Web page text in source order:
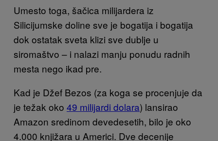
Umesto toga, šačica milijardera iz
Silicijumske doline sve je bogatija i bogatija
dok ostatak sveta klizi sve dublje u
siromaštvo – i nalazi manju ponudu radnih
mesta nego ikad pre.
Kad je Džef Bezos (za koga se procenjuje da
je težak oko 49 milijardi dolara) lansirao
Amazon sredinom devedesetih, bilo je oko
4.000 knjižara u Americi. Dve decenije